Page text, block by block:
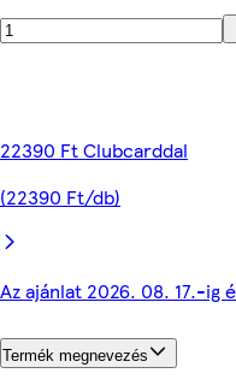
22390 Ft Clubcarddal
(22390 Ft/db)
Az ajánlat 2026. 08. 17.-ig
Termék megnevezés